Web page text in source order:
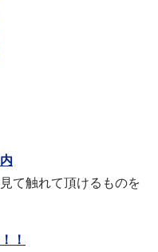
て触れて頂けるものを
！